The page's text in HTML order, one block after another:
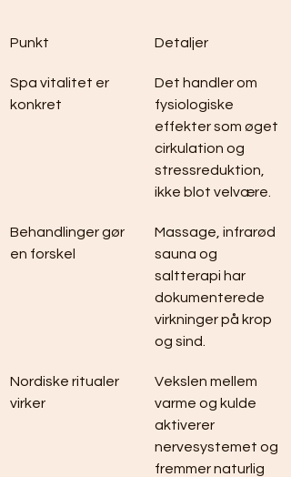
Punkt Detaljer
Spa vitalitet er
konkret
Det handler om
fysiologiske
effekter som øget
cirkulation og
stressreduktion,
ikke blot velvære.
Behandlinger gør
en forskel
Massage, infrarød
sauna og
saltterapi har
dokumenterede
virkninger på krop
og sind.
Nordiske ritualer
virker
Vekslen mellem
varme og kulde
aktiverer
nervesystemet og
fremmer naturlig